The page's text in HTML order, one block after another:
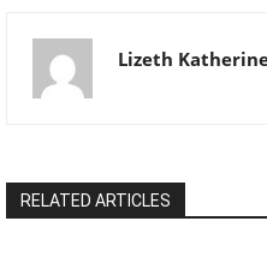
Lizeth
RELATED ARTICLES